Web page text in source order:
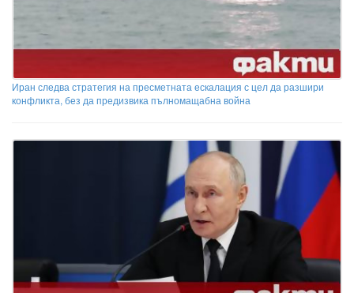
Иран следва стратегия на пресметната ескалация с цел да разшири
конфликта, без да предизвика пълномащабна война